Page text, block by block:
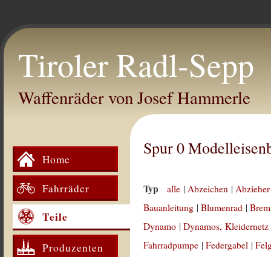
Tiroler Radl-Sepp
Waffenräder von Josef Hammerle
Home
Fahrräder
Teile
Produzenten
Spur 0
Typ alle |Abzeichen |
Bauanleitung |Blumenrad |
Dynamo |Dynamos, Kleidernetz
Fahrradpumpe |Federgabel |